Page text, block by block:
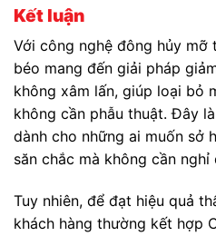
Kết luận
Với công nghệ đông hủy mỡ
béo mang đến giải pháp
không xâm lấn, giúp loại bỏ
không cần phẫu thuật. Đây
dành cho những ai muốn sở
săn chắc mà không cần nghỉ
Tuy nhiên, để đạt hiệu quả
khách hàng thường kết hợp